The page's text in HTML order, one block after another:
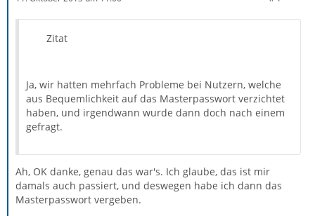
Zitat
Ja, wir hatten mehrfach Probleme bei Nutzern, welche
aus Bequemlichkeit auf das Masterpasswort verzichtet
haben, und irgendwann wurde dann doch nach einem
gefragt.
Ah, OK danke, genau das war's. Ich glaube, das ist mir
damals auch passiert, und deswegen habe ich dann das
Masterpasswort vergeben.